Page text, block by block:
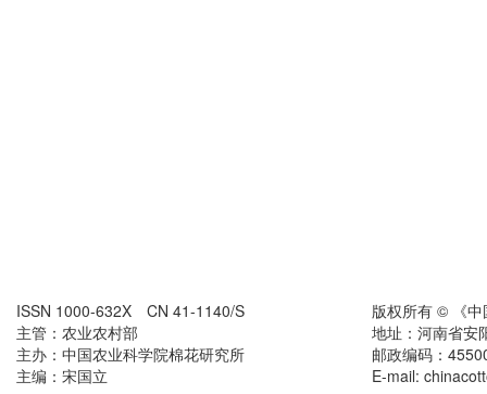
ISSN 1000-632X CN 41-1140/S
主管：农业农村部
主办：中国农业科学院棉花研究所
主编：宋国立
版权所有 © 《
地址：河南省安
邮政编码：
E-mail: